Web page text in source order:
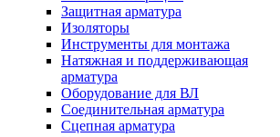
Защитная арматура
Изоляторы
Инструменты для монтажа
Натяжная и поддерживающая
арматура
Оборудование для ВЛ
Соединительная арматура
Сцепная арматура